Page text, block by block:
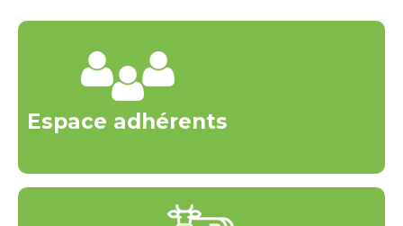
Espace adhérents